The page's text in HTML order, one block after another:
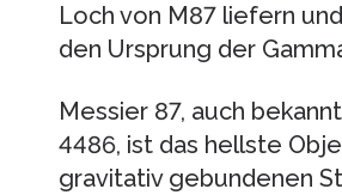
Loch von M87 liefern
den Ursprung der
Messier 87, auch
4486, ist das hellste
gravitativ gebundenen